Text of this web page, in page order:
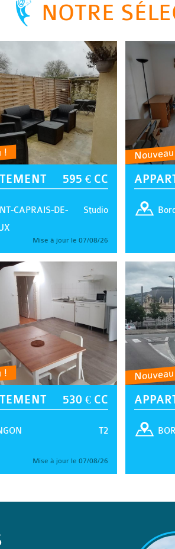
NOTRE
!
595 € CC
Studio
CAPRAIS-DE-
Mise à jour le 07/08/26
!
530 € CC
T2
Mise à jour le 07/08/26